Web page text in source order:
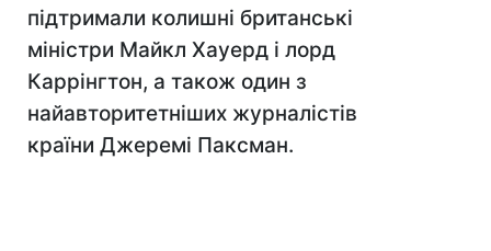
підтримали колишні британські
міністри Майкл Хауерд і лорд
Каррінгтон, а також один з
найавторитетніших журналістів
країни Джеремі Паксман.